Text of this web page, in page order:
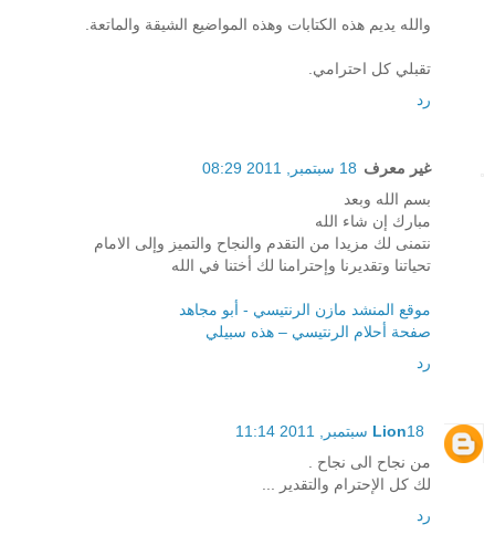
والله يديم هذه الكتابات وهذه المواضيع الشيقة والماتعة.
تقبلي كل احترامي.
رد
غير معرف 18 سبتمبر, 2011 08:29
بسم الله وبعد
مبارك إن شاء الله
نتمنى لك مزيدا من التقدم والنجاح والتميز وإلى الامام
تحياتنا وتقديرنا وإحترامنا لك أختنا في الله
موقع المنشد مازن الرنتيسي - أبو مجاهد
صفحة أحلام الرنتيسي – هذه سبيلي
رد
Lion18 سبتمبر, 2011 11:14
من نجاح الى نجاح .
لك كل الإحترام والتقدير ...
رد